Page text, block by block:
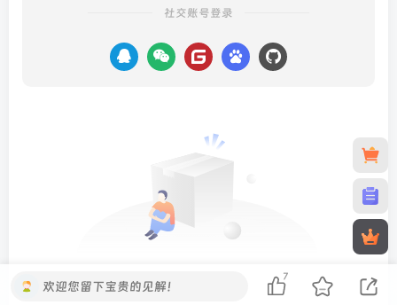
社交账号登录
欢迎您留下宝贵的见解！
7